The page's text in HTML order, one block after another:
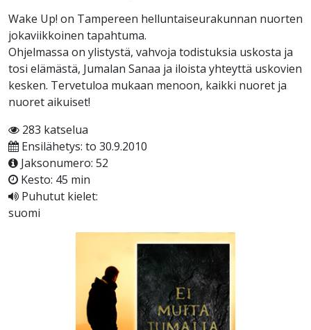
Wake Up! on Tampereen helluntaiseurakunnan nuorten
jokaviikkoinen tapahtuma.
Ohjelmassa on ylistystä, vahvoja todistuksia uskosta ja
tosi elämästä, Jumalan Sanaa ja iloista yhteyttä uskovien
kesken. Tervetuloa mukaan menoon, kaikki nuoret ja
nuoret aikuiset!
283 katselua
Ensilähetys: to 30.9.2010
Jaksonumero: 52
Kesto: 45 min
Puhutut kielet:
suomi